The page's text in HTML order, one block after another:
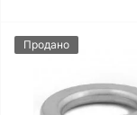
Продано